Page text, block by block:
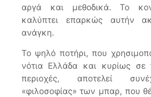
αργά και μεθοδικά. Το
καλύπτει επαρκώς αυτήν
ανάγκη.
Το ψηλό ποτήρι, που
νότια Ελλάδα και κυρίως σε
περιοχές, αποτελεί
«φιλοσοφίας» των μπαρ, που